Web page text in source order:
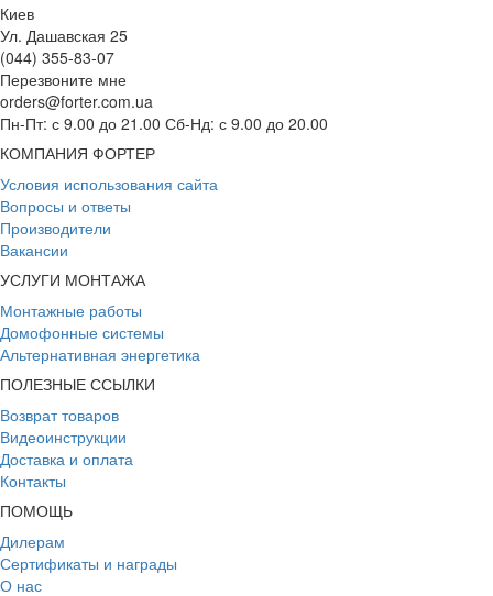
Киев
Ул. Дашавская 25
(044) 355-83-07
Перезвоните мне
orders@forter.com.ua
Пн-Пт: с 9.00 до 21.00 Сб-Нд: с 9.00 до 20.00
КОМПАНИЯ ФОРТЕР
Условия использования сайта
Вопросы и ответы
Производители
Вакансии
УСЛУГИ МОНТАЖА
Монтажные работы
Домофонные системы
Альтернативная энергетика
ПОЛЕЗНЫЕ ССЫЛКИ
Возврат товаров
Видеоинструкции
Доставка и оплата
Контакты
ПОМОЩЬ
Дилерам
Сертификаты и награды
О нас